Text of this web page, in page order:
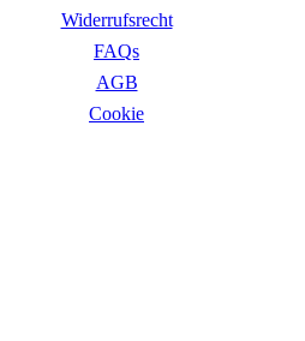
Widerrufsrecht
FAQs
AGB
Сookie